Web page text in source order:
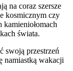
na coraz szersze
kosmicznym czy
świata.
swoją przestrzeń
namiastką wakacji